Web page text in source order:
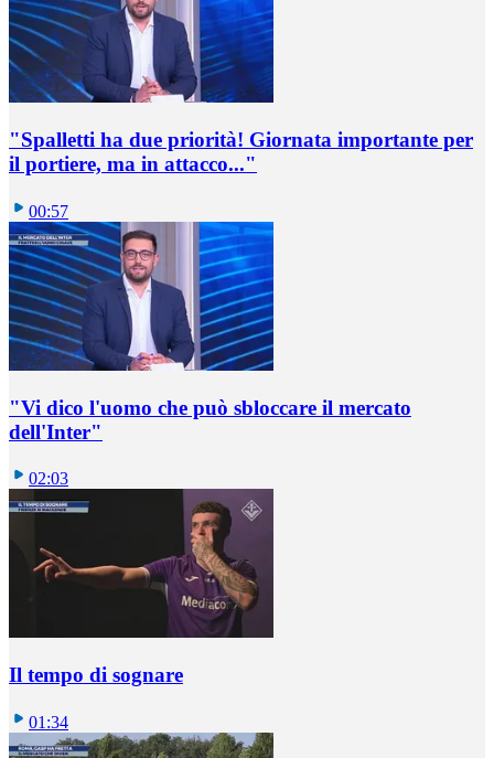
"Spalletti ha due priorità! Giornata importante per
il portiere, ma in attacco..."
00:57
"Vi dico l'uomo che può sbloccare il mercato
dell'Inter"
02:03
Il tempo di sognare
01:34